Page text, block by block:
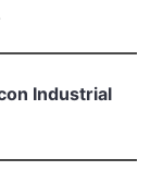
Industrial